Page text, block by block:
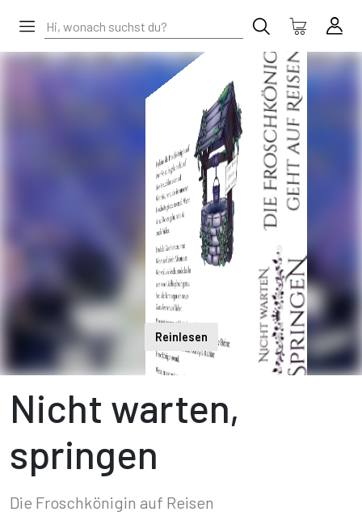
Reinlesen
Nicht warten,
springen
Die Froschkönigin auf Reisen